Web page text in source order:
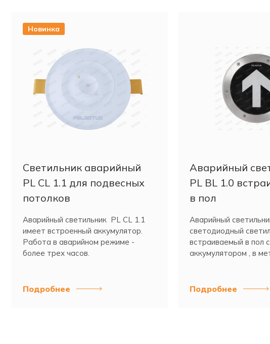
Новинка
Светильник аварийный
PL CL 1.1 для подвесных
потолков
Аварийный светильник PL CL 1.1
имеет встроенный аккумулятор.
Работа в аварийном режиме -
более трех часов.
Подробнее
Аварийный
PL BL 1.0
в пол
Аварийный
светодиодный
встраиваемый в пол с
аккумулятором , в
Подробнее